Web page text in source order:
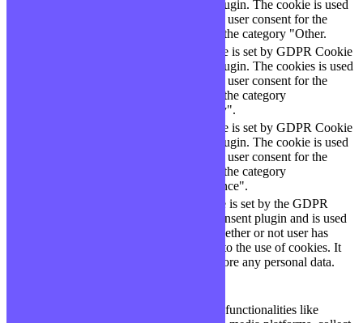
Consent plugin. The cookie is used
to store the user consent for the
cookies in the category "Other.
This cookie is set by GDPR Cookie
Consent plugin. The cookies is used
to store the user consent for the
cookies in the category
"Necessary".
This cookie is set by GDPR Cookie
Consent plugin. The cookie is used
to store the user consent for the
cookies in the category
"Performance".
The cookie is set by the GDPR
Cookie Consent plugin and is used
to store whether or not user has
consented to the use of cookies. It
does not store any personal data.
Functional cookies help to perform certain functionalities like